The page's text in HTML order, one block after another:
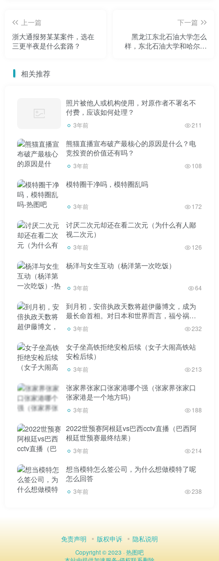
这几天，广大网友都被张美玉的“官威”吓坏了。一个小
小的学生会干部居然颐指气使，对大三女生发号施令。
但我们在这个命令背后看到的不是为学生服务的态度，
网友怎么能容忍这种态度？事情发生后，很多网友纷纷
指责张美玉，甚至有很多网友把矛头指向了张美玉的身材，
因为从张美玉的照片来看，她的身材明显有点“大”，所以有
网友故意把她做成漫画或者其他图片来“羞辱”她。
瘦，没人喜欢被人说胖。现在张美玉被P的像个大桶，对她
打击很大。
网友之所以把她的身材搞得这么“大”，其实是符合大家
的审美观点的。在大家的印象里，那些玩官位的干部都是要
命的，所以很多网友就根据这个形象画了一张美玉的图，其
实挺形象的。
我想广大网友做这些图一方面是带着愤怒，另一方面也
只是带着讽刺的眼光。估计很多人不是有意羞辱张美玉的身
材，而是无意伤害了她的自尊心。
当然也不排除有网友故意嘲笑张美丽的身材，我觉得这
是不合理的。
我觉得应该什么都谈，明辨是非，实事求是。张美玉虽
然玩的是官权，但是很有攻击性。大家谴责她没问题，但是
攻击别人的身体就有点过分了。
所以我们还是希望广大网友能理性看待这件事，讲事
玉能管好自己，勤勤恳恳、兢兢业业地为学生服务，而不是
对大三女生发号施令，那就什么都不会发生。
上一篇
浙大通报努某某案件，选在
三更半夜是什么套路？
下一篇
黑龙江东北石油大学怎么
样，东北石油大学和哈尔滨
相关推荐
照片被他人或机构使用，对原作者不署名不
付费，应该如何处理？
3年前 211
熊猫直播宣布破产最核心的原因是什么？电
竞投资的价值还有吗？
3年前 108
模特圈干净吗，模特圈乱吗
3年前 172
讨厌二次元却还在看二次元（为什么有人鄙
视二次元）
3年前 126
杨洋与女生互动（杨洋第一次吃饭）
3年前 64
到月初，安倍执政天数将超伊藤博文，成为
最长命首相。对日本和世界而言，福兮祸
兮？
3年前 232
女子坐高铁拒绝安检后续（女子大闹高铁站
安检后续）
3年前 213
张家界张家口张家港哪个强（张家界张家口
张家港是一个地方吗）
3年前 188
2022世预赛阿根廷vs巴西cctv直播（巴西阿
根廷世预赛最终结果）
3年前 214
想当模特怎么签公司，为什么想做模特了呢
怎么回答
3年前 238
免责声明 版权申诉 隐私说明
Copyright © 2023 ·热图吧